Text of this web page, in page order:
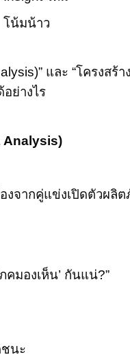
โน้มน้าว
และ “โครงสร้
ย่างไร
Analysis)
งจากคู่แข่งเปิดตัวผ
คมองเห็น’ กันแน่?”
ชนะ